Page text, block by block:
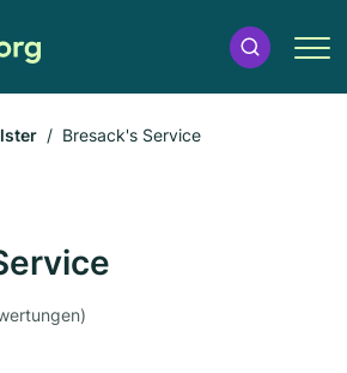
Bresack's Service